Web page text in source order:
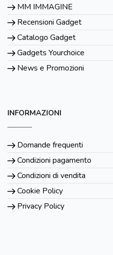
MM IMMAGINE
Recensioni Gadget
Catalogo Gadget
Gadgets Yourchoice
News e Promozioni
INFORMAZIONI
Domande frequenti
Condizioni pagamento
Condizioni di vendita
Cookie Policy
Privacy Policy